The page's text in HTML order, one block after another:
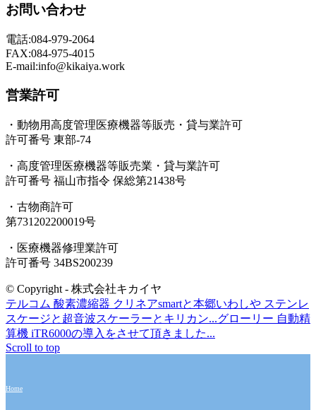
お問い合わせ
電話:084-979-2064
FAX:084-975-4015
E-mail:info@kikaiya.work
営業許可
・動物用高度管理医療機器等販売・貸与業許可
許可番号 東部-74
・高度管理医療機器等販売業・貸与業許可
許可番号 福山市指令 保総第21438号
・古物商許可
第731202200019号
・医療機器修理業許可
許可番号 34BS200239
© Copyright - 株式会社キカイヤ
テルコム 酸素濃縮器 クリネアsmartと本郷いわしや ステンレ
スケージと超音波スケーラーとキリカン...グローリー 自動精
算機 iTR6000の導入をさせて頂きました...
Scroll to top
Home